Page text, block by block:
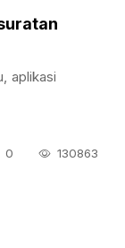
aplikasi
0 130863